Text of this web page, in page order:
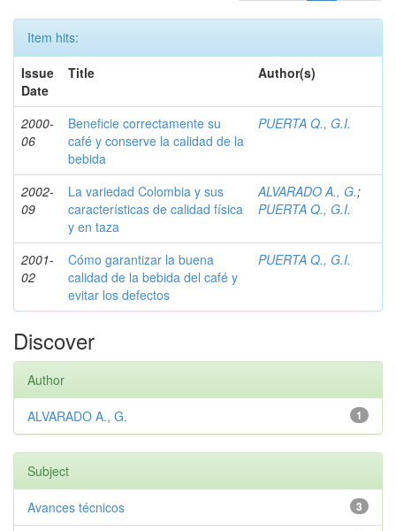
Item hits:
Issue
Date
Title Author(s)
2000-
06
Beneficie correctamente su
café y conserve la calidad de la
bebida
PUERTA Q., G.I.
2002-
09
La variedad Colombia y sus
características de calidad física
y en taza
ALVARADO A., G.;
PUERTA Q., G.I.
2001-
02
Cómo garantizar la buena
calidad de la bebida del café y
evitar los defectos
PUERTA Q., G.I.
Discover
Author
1
ALVARADO A., G.
Subject
3
Avances técnicos